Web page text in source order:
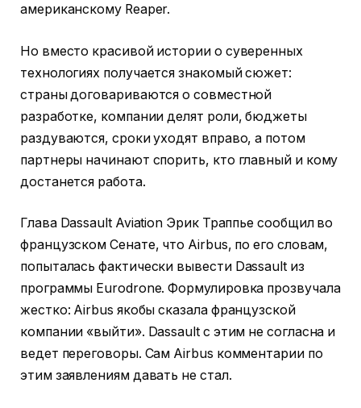
американскому Reaper.
Но вместо красивой истории о суверенных
технологиях получается знакомый сюжет:
страны договариваются о совместной
разработке, компании делят роли, бюджеты
раздуваются, сроки уходят вправо, а потом
партнеры начинают спорить, кто главный и кому
достанется работа.
Глава Dassault Aviation Эрик Траппье сообщил во
французском Сенате, что Airbus, по его словам,
попыталась фактически вывести Dassault из
программы Eurodrone. Формулировка прозвучала
жестко: Airbus якобы сказала французской
компании «выйти». Dassault с этим не согласна и
ведет переговоры. Сам Airbus комментарии по
этим заявлениям давать не стал.